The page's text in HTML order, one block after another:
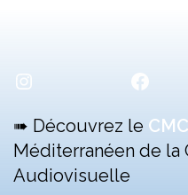
Instagram
➠ Découvrez le
Méditerranéen de la
Audiovisuelle